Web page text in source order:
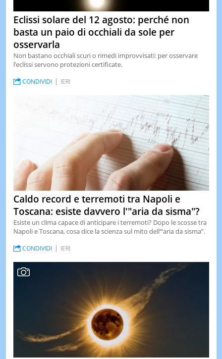
Eclissi solare del 12 agosto: perché non
basta un paio di occhiali da sole per
osservarla
Non bastano occhiali scuri o rimedi improvvisati: per osservare
l’eclissi servono protezioni certificate.
CONDIVIDI IERI
Caldo record e terremoti tra Napoli e
Toscana: esiste davvero l'"aria da sisma"?
Esiste un clima capace di anticipare i terremoti? Dopo le scosse tra
Napoli e Toscana, cosa dice la scienza sul mito dell’“aria da sisma”.
CONDIVIDI IERI